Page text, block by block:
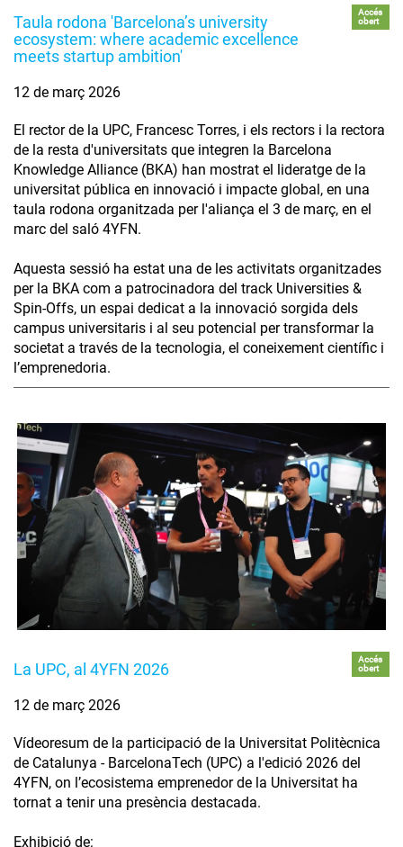
Taula rodona 'Barcelona’s university
ecosystem: where academic excellence
meets startup ambition'
Accés
obert
12 de març 2026
El rector de la UPC, Francesc Torres, i els rectors i la rectora
de la resta d'universitats que integren la Barcelona
Knowledge Alliance (BKA) han mostrat el lideratge de la
universitat pública en innovació i impacte global, en una
taula rodona organitzada per l'aliança el 3 de març, en el
marc del saló 4YFN.
Aquesta sessió ha estat una de les activitats organitzades
per la BKA com a patrocinadora del track Universities &
Spin-Offs, un espai dedicat a la innovació sorgida dels
campus universitaris i al seu potencial per transformar la
societat a través de la tecnologia, el coneixement científic i
l’emprenedoria.
La UPC, al 4YFN 2026
Accés
obert
12 de març 2026
Vídeoresum de la participació de la Universitat Politècnica
de Catalunya - BarcelonaTech (UPC) a l'edició 2026 del
4YFN, on l’ecosistema emprenedor de la Universitat ha
tornat a tenir una presència destacada.
Exhibició de: